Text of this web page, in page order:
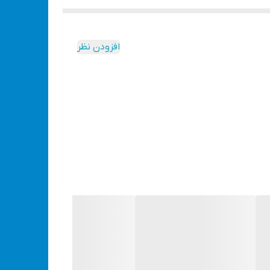
افزودن نظر